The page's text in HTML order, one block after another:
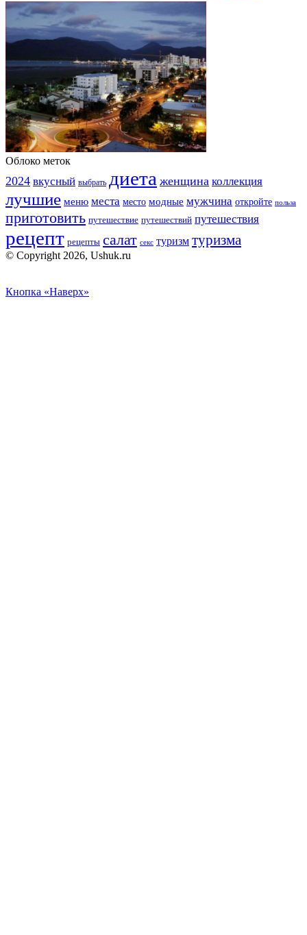
Облоко меток
2024 вкусный выбрать диета женщина коллекция
лучшие меню места место модные мужчина откройте польза
приготовить путешествие путешествий путешествия
рецепт рецепты салат секс туризм туризма
© Copyright 2026, Ushuk.ru
Кнопка «Наверх»